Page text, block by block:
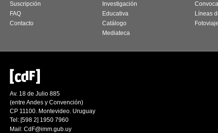
Suscripción
FAQ
Contacto
Investigación
Educativa
Catálogo
Mediateca
Líneas
Av. 18 de Julio 885
(entre Andes y Convención)
CP 11100. Montevideo. Uruguay
Tel: [598 2] 1950 7960
Mail: CdF@imm.gub.uy